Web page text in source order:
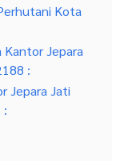
Kota
Kantor Jepara
:
Jepara Jati
: